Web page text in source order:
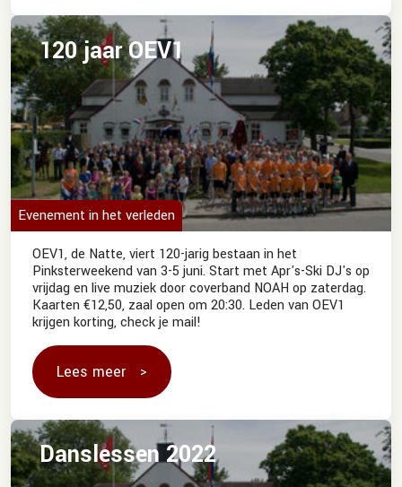
Evenement in het verleden
120 jaar OEV1
OEV1, de Natte, viert 120-jarig bestaan in het
Pinksterweekend van 3-5 juni. Start met Apr's-Ski DJ's op
vrijdag en live muziek door coverband NOAH op zaterdag.
Kaarten €12,50, zaal open om 20:30. Leden van OEV1
krijgen korting, check je mail!
Lees meer
Danslessen 2022